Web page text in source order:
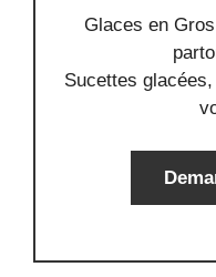
Glaces en
Sucettes